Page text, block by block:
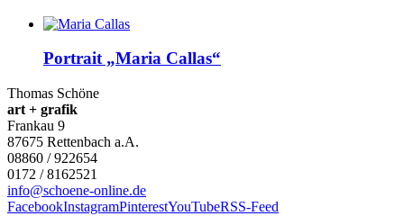
Portrait „Maria Callas“
Thomas Schöne
art + grafik
Frankau 9
87675 Rettenbach a.A.
08860 / 922654
0172 / 8162521
info@schoene-online.de
FacebookInstagramPinterestYouTubeRSS-Feed